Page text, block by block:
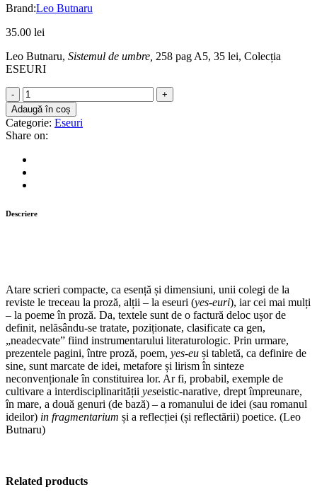
Brand:Leo Butnaru
35.00 lei
Leo Butnaru, Sistemul de umbre, 258 pag A5, 35 lei, Colecția
ESEURI
Sistemul
de
umbre
quantity
Adaugă în coș
Categorie: Eseuri
Share on:
Descriere
Atare scrieri compacte, ca esență și dimensiuni, unii colegi de la
reviste le treceau la proză, alții – la eseuri (yes-euri), iar cei mai mulți
– la poeme în proză. Da, textele sunt de o factură deloc ușor de
definit, nelăsându-se tratate, poziționate, clasificate ca gen,
„neadecvate” fiind instrumentarului literaturologic. Prin urmare,
prezentele pagini, între proză, poem, yes-eu și tabletă, ca definire de
sine, sunt marcate de idei, metafore și lirism în sinteze
neconvenționale în constituirea lor. Ar fi, probabil, exemple de
cultivare a interdisciplinarității yeseistic-narative, drept împreunare,
în mare, a două genuri (de bază) – a romanului de idei (sau romanul
ideilor) in fragmentarium și a reflecției (și reflectării) poetice. (Leo
Butnaru)
Related products